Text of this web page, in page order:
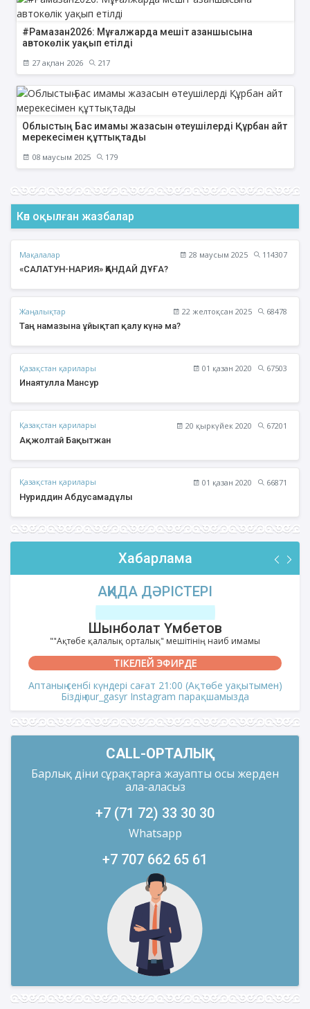
#Рамазан2026: Мұғалжарда мешіт азаншысына
автокөлік уақып етілді
27 ақпан 2026 217
Облыстың Бас имамы жазасын өтеушілерді Құрбан айт
мерекесімен құттықтады
08 маусым 2025 179
Көп оқылған жазбалар
Мақалалар 28 маусым 2025
114307
«САЛАТУН-НАРИЯ» ҚАНДАЙ ДҰҒА?
Жаңалықтар 22 желтоқсан 2025
68478
Таң намазына ұйықтап қалу күнә ма?
Қазақстан қарилары 01 қазан 2020
67503
Инаятулла Мансур
Қазақстан қарилары 20 қыркүйек 2020
67201
Ақжолтай Бақытжан
Қазақстан қарилары 01 қазан 2020
66871
Нуриддин Абдусамадұлы
Хабарлама
АҚИДА ДӘРІСТЕРІ
Шынболат Үмбетов
""Ақтөбе қалалық орталық" мешітінің наиб имамы
ТІКЕЛЕЙ ЭФИРДЕ
Аптаның сенбі күндері сағат 21:00 (Ақтөбе уақытымен)
Біздің nur_gasyr Instagram парақшамызда
CALL-ОРТАЛЫҚ
Барлық діни сұрақтарға жауапты осы жерден
ала-аласыз
+7 (71 72) 33 30 30
Whatsapp
+7 707 662 65 61